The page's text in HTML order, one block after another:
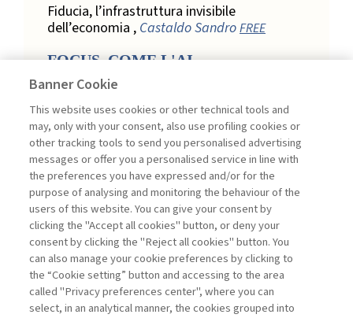
Fiducia, l’infrastruttura invisibile
dell’economia , Castaldo SandroFREE
FOCUS. COME L'AI
TRASFORMA LA LOYALTY
Relazione, personalizzazione e
misurazione: come l’AI trasforma la
loyalty nel retail ,Acconciamessa
Emanuele
Evidenze da uno studio qualitativo nel
retail: loyalty e fiducia nella
trasformazione digitale ,Penco Lara,
Testa Ginevra
Touchpoint ed enabler nella loyalty
digitale: un modello per progettare la
relazione con il cliente ,Ciacci Andrea,
Banner Cookie
This website uses cookies or other technical tools and
may, only with your consent, also use profiling cookies or
other tracking tools to send you personalised advertising
messages or offer you a personalised service in line with
the preferences you have expressed and/or for the
purpose of analysing and monitoring the behaviour of the
users of this website. You can give your consent by
clicking the "Accept all cookies" button, or deny your
consent by clicking the "Reject all cookies" button. You
can also manage your cookie preferences by clicking to
the “Cookie setting” button and accessing to the area
called "Privacy preferences center", where you can
select, in an analytical manner, the cookies grouped into